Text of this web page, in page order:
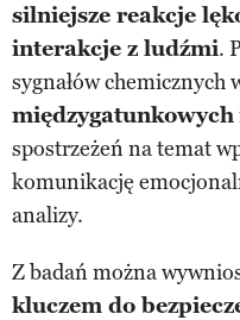
silniejsze reakcje
interakcje z ludźmi.
sygnałów chemicznych
międzygatunkowych
spostrzeżeń na temat
komunikację
analizy.
Z badań można
kluczem do